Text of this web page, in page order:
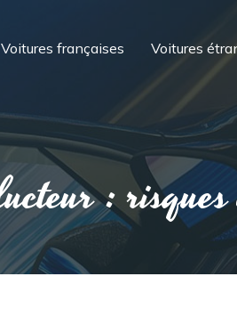
Voitures françaises Voitures
: